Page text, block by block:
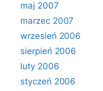
maj 2007
marzec 2007
wrzesień 2006
sierpień 2006
luty 2006
styczeń 2006